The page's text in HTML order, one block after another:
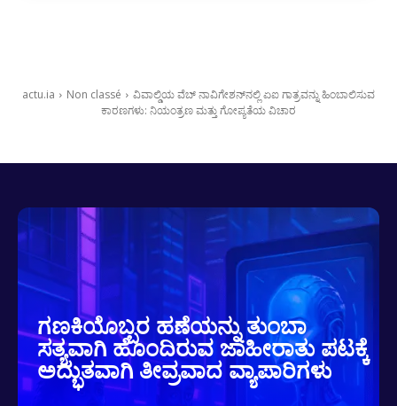
actu.ia Non classé
ವಿವಾಲ್ಡಿಯ ವೆಬ್ ನಾವಿಗೇಶನ್‌ನಲ್ಲಿ ಏಐ ಗಾತ್ರವನ್ನು ಹಿಂಬಾಲಿಸುವ
ಕಾರಣಗಳು: ನಿಯಂತ್ರಣ ಮತ್ತು ಗೋಪ್ಯತೆಯ ವಿಚಾರ
ಗಣಕಿಯೊಬ್ಬರ ಹಣೆಯನ್ನು ತುಂಬಾ
ಸತ್ಯವಾಗಿ ಹೊಂದಿರುವ ಜಾಹೀರಾತು ಪಟಕ್ಕೆ
ಅದ್ಭುತವಾಗಿ ತೀವ್ರವಾದ ವ್ಯಾಪಾರಿಗಳು